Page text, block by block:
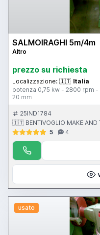
SALMOIRAGHI 5m/4m
Altro
prezzo su richiesta
Localizzazione: 🇮🇹 Italia
potenza 0,75 kw - 2800 rpm
20 mm
25IND1784
🇮🇹 BENTIVOGLIO MAKE AND
5
4
usato